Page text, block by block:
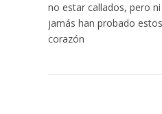
no estar callados, pero
jamás han probado
corazón